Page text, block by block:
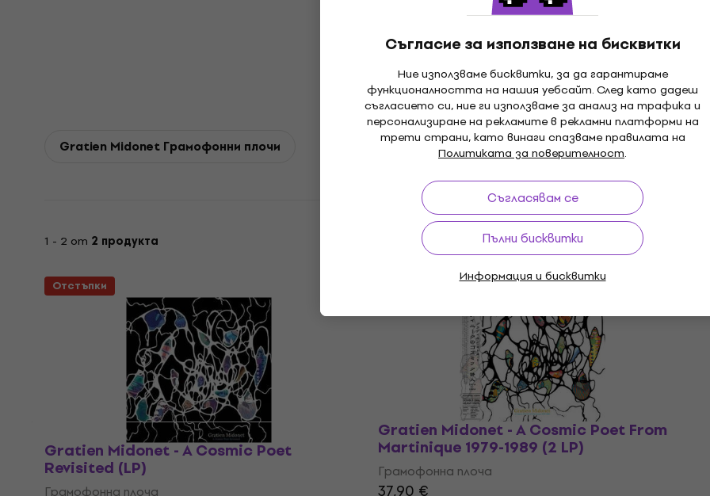
Съгласие за използване на бисквитки
Ние използваме бисквитки, за да гарантираме
функционалността на нашия уебсайт. След като дадеш
съгласието си, ние ги използваме за анализ на трафика и
персонализиране на рекламите в рекламни платформи на
трети страни, като винаги спазваме правилата на
Политиката за поверителност.
Съгласявам се
Пълни бисквитки
Информация и бисквитки
Gratien Midonet Грамофонни плочи
1 - 2 от 2 продукта
Отстъпки
Gratien Midonet - A Cosmic Poet
Revisited (LP)
Грамофонна плоча
Gratien Midonet - A Cosmic Poet From
Martinique 1979-1989 (2 LP)
Грамофонна плоча
37,90 €